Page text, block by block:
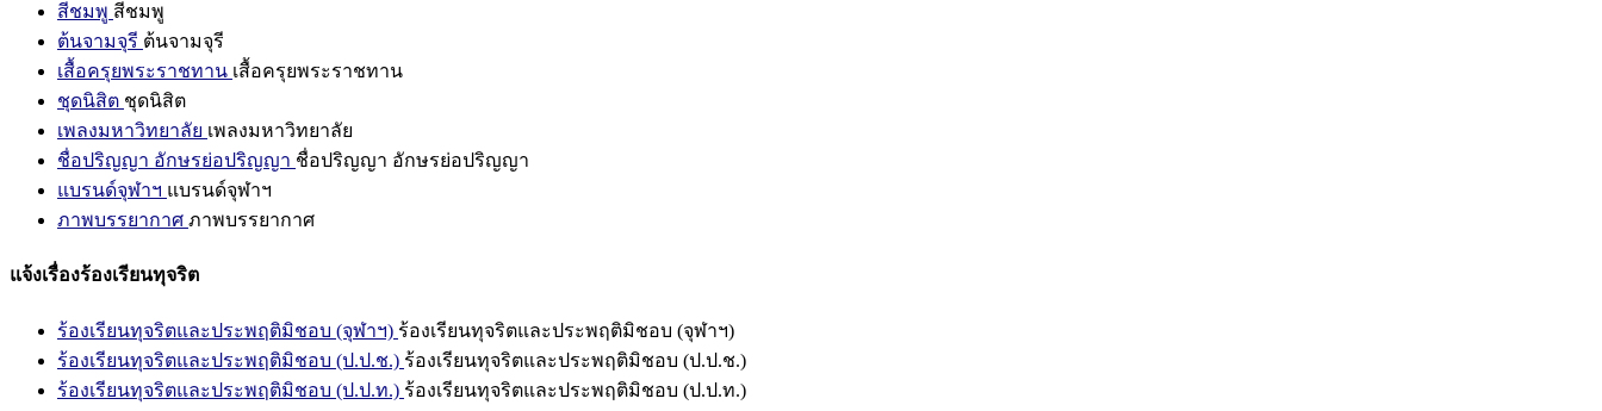
สีชมพู สีชมพู
ต้นจามจุรี ต้นจามจุรี
เสื้อครุยพระราชทาน เสื้อครุยพระราชทาน
ชุดนิสิต ชุดนิสิต
เพลงมหาวิทยาลัย เพลงมหาวิทยาลัย
ชื่อปริญญา อักษรย่อปริญญา ชื่อปริญญา อักษรย่อปริญญา
แบรนด์จุฬาฯ แบรนด์จุฬาฯ
ภาพบรรยากาศ ภาพบรรยากาศ
แจ้งเรื่องร้องเรียนทุจริต
ร้องเรียนทุจริตและประพฤติมิชอบ (จุฬาฯ) ร้องเรียนทุจริตและประพฤติมิชอบ (จุฬาฯ)
ร้องเรียนทุจริตและประพฤติมิชอบ (ป.ป.ช.) ร้องเรียนทุจริตและประพฤติมิชอบ (ป.ป.ช.)
ร้องเรียนทุจริตและประพฤติมิชอบ (ป.ป.ท.) ร้องเรียนทุจริตและประพฤติมิชอบ (ป.ป.ท.)